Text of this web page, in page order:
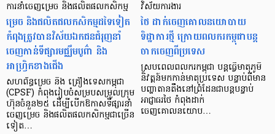
ការនាំចេញម្រេច និងផលិតផលកសិកម្ម
ម្រេច និងផលិតផលកសិកម្មដទៃទៀត
កំពុងត្រូវបានវិស័យឯកជនជំរុញនាំ
ចេញកាន់ទីផ្សារមជ្ឈឹមបូព៌ា និង
អាហ្វ្រិកខាងជើង
សហព័ន្ធម្រេច និង គ្រឿងទេសកម្ពុជា
(CPSF) កំពុងរៀបចំសម្របសម្រួលក្រុម
ហ៊ុនចំនួន២៥ ដើម្បីបើកឱកាសទីផ្សារនាំ
ចេញម្រេច និងផលិតផលកសិកម្មជាច្រើន
ទៀត…
វិស័យការងារ
ថៃ ដាក់ចេញគោលនយោបាយ
ទិដ្ឋាការថ្មី ក្រោយពលករកម្ពុជាបន្ត
ចាកចេញពីប្រទេស
ស្របពេលពលករកម្ពុជា បន្តធ្វើមាតុភូមិ
និវត្តន៍មកកាន់មាតុប្រទេស បន្ទាប់ពីមាន
បញ្ហាតានតឹងនៅព្រំដែនជាបន្តបន្ទាប់
អាជ្ញាធរថៃ កំពុងដាក់
ចេញគោលនយោប…